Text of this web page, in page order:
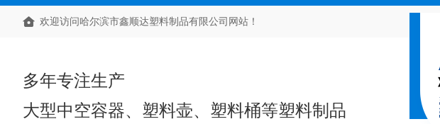
欢迎访问哈尔滨市鑫顺达塑料制品有限公司网站！
多年专注生产
大型中空容器、塑料壶、塑料桶等塑料制品